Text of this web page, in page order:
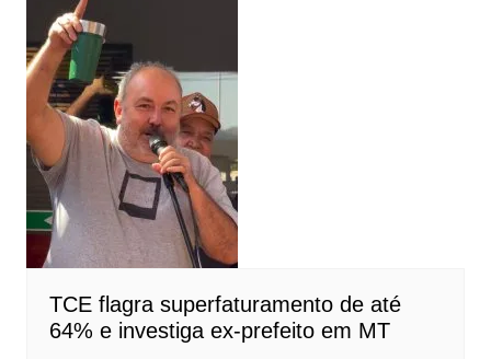
TCE flagra superfaturamento de até
64% e investiga ex-prefeito em MT